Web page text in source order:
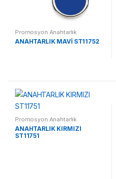
Promosyon Anahtarlık
ANAHTARLIK MAVİ ST11752
Promosyon Anahtarlık
ANAHTARLIK KIRMIZI
ST11751